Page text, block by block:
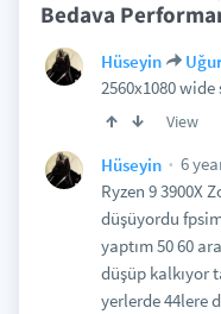
Bedava
Hüseyin
2560x1080
View
Hüseyin
6
Ryzen 9 3900X
düşüyordu
yaptım 50 60
düşüp kalkıyor
yerlerde 44lere